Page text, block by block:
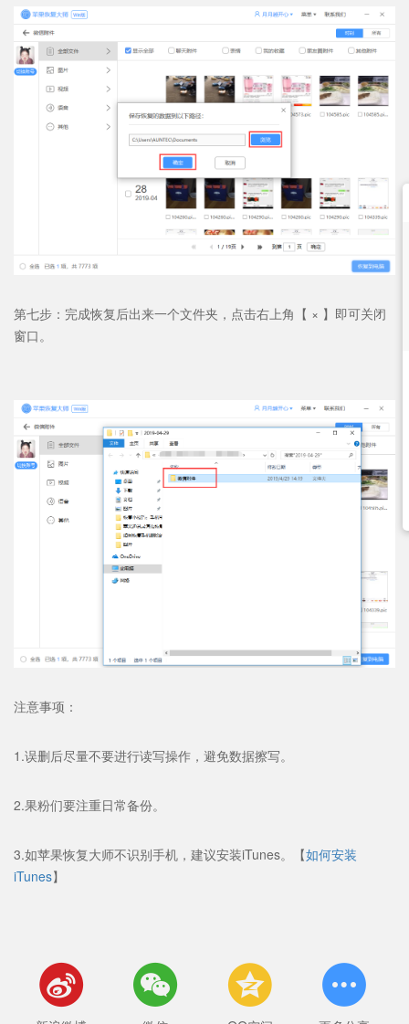
第七步：完成恢复后出来一个文件夹，点击右上角【 × 】即可关闭
窗口。
注意事项：
1.误删后尽量不要进行读写操作，避免数据擦写。
2.果粉们要注重日常备份。
3.如苹果恢复大师不识别手机，建议安装iTunes。【如何安装
iTunes】
   